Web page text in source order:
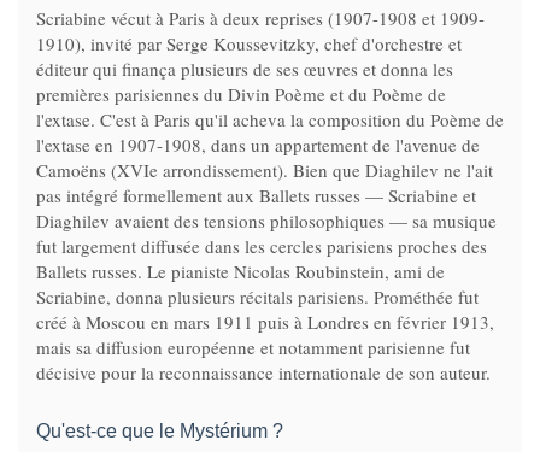
Scriabine vécut à Paris à deux reprises (1907-1908 et 1909-
1910), invité par Serge Koussevitzky, chef d'orchestre et
éditeur qui finança plusieurs de ses œuvres et donna les
premières parisiennes du Divin Poème et du Poème de
l'extase. C'est à Paris qu'il acheva la composition du Poème de
l'extase en 1907-1908, dans un appartement de l'avenue de
Camoëns (XVIe arrondissement). Bien que Diaghilev ne l'ait
pas intégré formellement aux Ballets russes — Scriabine et
Diaghilev avaient des tensions philosophiques — sa musique
fut largement diffusée dans les cercles parisiens proches des
Ballets russes. Le pianiste Nicolas Roubinstein, ami de
Scriabine, donna plusieurs récitals parisiens. Prométhée fut
créé à Moscou en mars 1911 puis à Londres en février 1913,
mais sa diffusion européenne et notamment parisienne fut
décisive pour la reconnaissance internationale de son auteur.
Qu'est-ce que le Mystérium ?